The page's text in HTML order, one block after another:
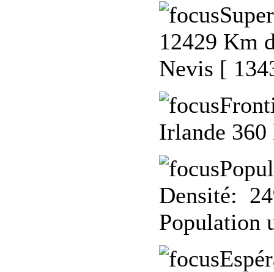
12429 Km
Nevis [
Irlande 360
Densité:
Population